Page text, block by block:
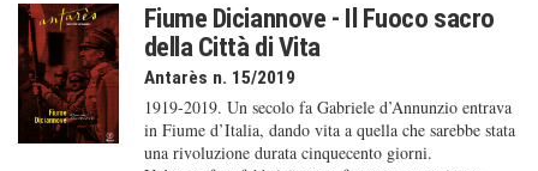
Fiume Diciannove - Il Fuoco sacro
della Città di Vita
Antarès n. 15/2019
1919-2019. Un secolo fa Gabriele d’Annunzio entrava
in Fiume d’Italia, dando vita a quella che sarebbe stata
una rivoluzione durata cinquecento giorni.